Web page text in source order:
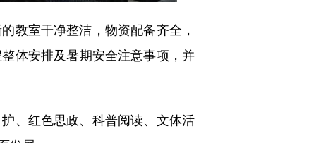
室干净整洁，物资配备齐全，
体安排及暑期安全注意事项，并
、红色思政、科普阅读、文体活